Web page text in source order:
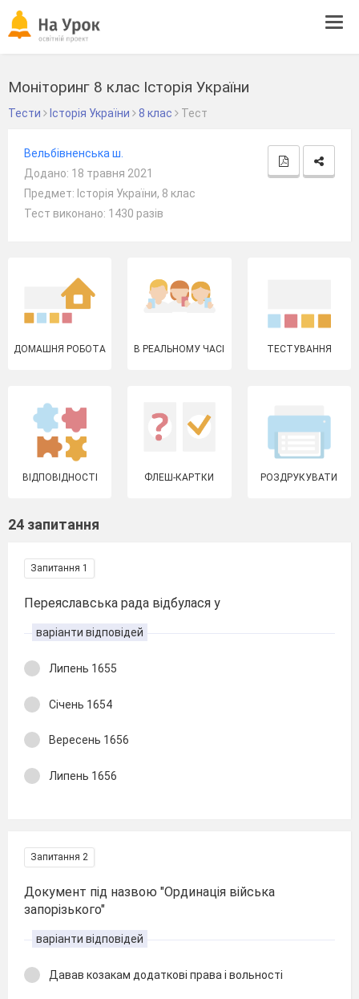
Моніторинг 8 клас Історія України
Тести Історія України 8 клас Тест
Вельбівненська ш.
Додано: 18 травня 2021
Предмет: Історія України, 8 клас
Тест виконано: 1430 разів
ДОМАШНЯ РОБОТА В РЕАЛЬНОМУ ЧАСІ ТЕСТУВАННЯ
ВІДПОВІДНОСТІ ФЛЕШ-КАРТКИ РОЗДРУКУВАТИ
24 запитання
Запитання 1
Переяславська рада відбулася у
варіанти відповідей
Липень 1655
Січень 1654
Вересень 1656
Липень 1656
Запитання 2
Документ під назвою "Ординація війська
запорізького"
варіанти відповідей
Давав козакам додаткові права і вольності